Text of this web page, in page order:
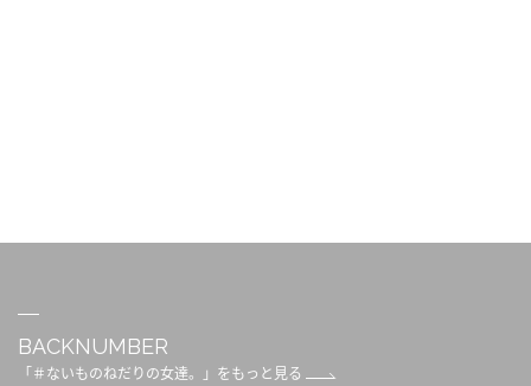
BACKNUMBER
「＃ないものねだりの女達。」をもっと見る